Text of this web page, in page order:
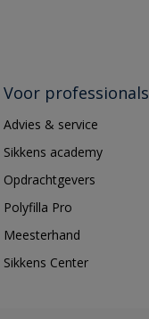
Voor professionals
Advies & service
Sikkens academy
Opdrachtgevers
Polyfilla Pro
Meesterhand
Sikkens Center